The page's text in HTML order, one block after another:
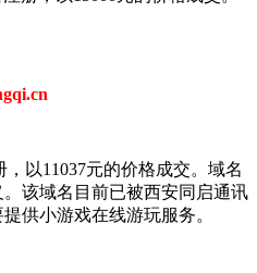
，以11037元的价格成交。域名
该域名目前已被西安同启通讯
供小游戏在线游玩服务。